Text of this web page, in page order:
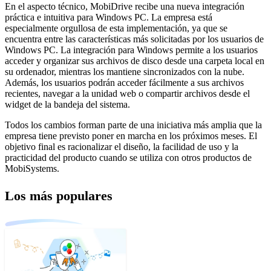
En el aspecto técnico, MobiDrive recibe una nueva integración
práctica e intuitiva para Windows PC. La empresa está
especialmente orgullosa de esta implementación, ya que se
encuentra entre las características más solicitadas por los usuarios de
Windows PC. La integración para Windows permite a los usuarios
acceder y organizar sus archivos de disco desde una carpeta local en
su ordenador, mientras los mantiene sincronizados con la nube.
Además, los usuarios podrán acceder fácilmente a sus archivos
recientes, navegar a la unidad web o compartir archivos desde el
widget de la bandeja del sistema.
Todos los cambios forman parte de una iniciativa más amplia que la
empresa tiene previsto poner en marcha en los próximos meses. El
objetivo final es racionalizar el diseño, la facilidad de uso y la
practicidad del producto cuando se utiliza con otros productos de
MobiSystems.
Los más populares